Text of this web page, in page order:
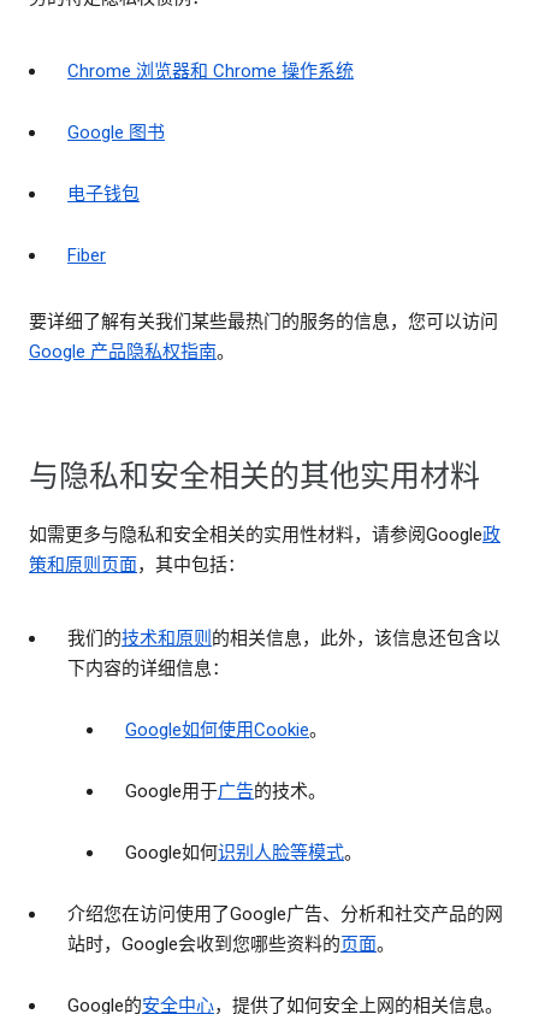
Chrome 浏览器和 Chrome 操作系统
Google 图书
电子钱包
Fiber
要详细了解有关我们某些最热门的服务的信息，您可以访问
Google 产品隐私权指南。
与隐私和安全相关的其他实用材料
如需更多与隐私和安全相关的实用性材料，请参阅Google政
策和原则页面，其中包括：
我们的技术和原则 的相关信息，此外，该信息还包含以
下内容的详细信息：
Google如何使用Cookie。
Google用于广告的技术。
Google如何识别人脸等模式。
介绍您在访问使用了Google广告、分析和社交产品的网
站时，Google会收到您哪些资料的页面。
Google的安全中心，提供了如何安全上网的相关信息。